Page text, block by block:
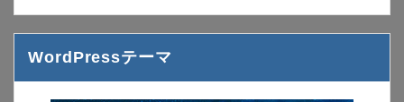
WordPressテーマ